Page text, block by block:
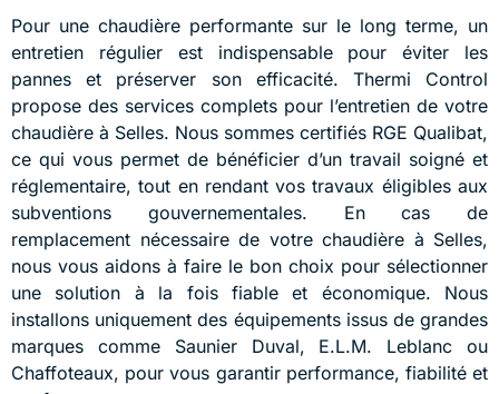
Pour une chaudière performante sur le long terme, un
entretien régulier est indispensable pour éviter les
pannes et préserver son efficacité. Thermi Control
propose des services complets pour l’entretien de votre
chaudière à Selles. Nous sommes certifiés RGE Qualibat,
ce qui vous permet de bénéficier d’un travail soigné et
réglementaire, tout en rendant vos travaux éligibles aux
subventions gouvernementales. En cas de
remplacement nécessaire de votre chaudière à Selles,
nous vous aidons à faire le bon choix pour sélectionner
une solution à la fois fiable et économique. Nous
installons uniquement des équipements issus de grandes
marques comme Saunier Duval, E.L.M. Leblanc ou
Chaffoteaux, pour vous garantir performance, fiabilité et